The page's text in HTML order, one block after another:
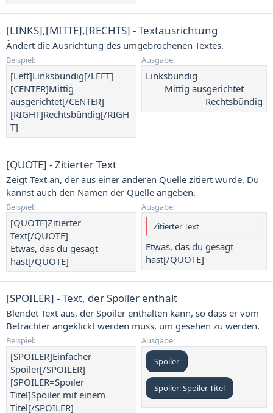
[LINKS],[MITTE],[RECHTS] - Textausrichtung
Ändert die Ausrichtung des umgebrochenen Textes.
Beispiel:
[Left]Linksbündig[/LEFT]
[CENTER]Mittig
ausgerichtet[/CENTER]
[RIGHT]Rechtsbündig[/RIGH
T]
Ausgabe:
Linksbündig​
Mittig ausgerichtet​
Rechtsbündig​
[QUOTE] - Zitierter Text
Zeigt Text an, der aus einer anderen Quelle zitiert wurde. Du
kannst auch den Namen der Quelle angeben.
Beispiel:
[QUOTE]Zitierter
Text[/QUOTE]
Etwas, das du gesagt
hast[/QUOTE]
Ausgabe:
Zitierter Text
Etwas, das du gesagt
hast[/QUOTE]
[SPOILER] - Text, der Spoiler enthält
Blendet Text aus, der Spoiler enthalten kann, so dass er vom
Betrachter angeklickt werden muss, um gesehen zu werden.
Beispiel:
[SPOILER]Einfacher
Spoiler[/SPOILER]
[SPOILER=Spoiler
Titel]Spoiler mit einem
Titel[/SPOILER]
Ausgabe:
Spoiler
Spoiler:Spoiler Titel